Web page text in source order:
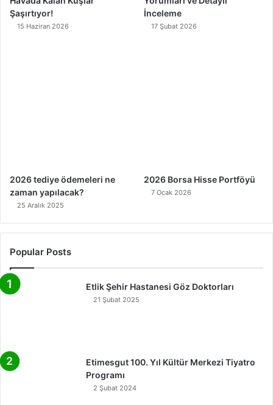
Şaşırtıyor!
15 Haziran 2026
İnceleme
17 Şubat 2026
2026 tediye ödemeleri ne
zaman yapılacak?
25 Aralık 2025
2026 Borsa Hisse Portföyü
7 Ocak 2026
Popular Posts
Etlik Şehir Hastanesi Göz Doktorları
21 Şubat 2025
Etimesgut 100. Yıl Kültür Merkezi Tiyatro
Programı
2 Şubat 2024